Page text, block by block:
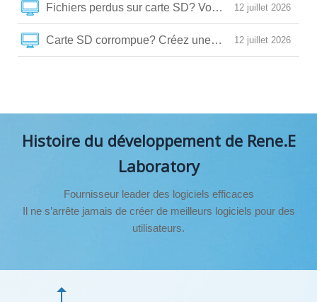
12 juillet 2026
Fichiers perdus sur carte SD? Voici comment les
12 juillet 2026
Carte SD corrompue? Créez une image de
Histoire du développement de Rene.E
Laboratory
Fournisseur leader des logiciels efficaces
Il ne s’arrête jamais de créer de meilleurs logiciels pour des
utilisateurs.